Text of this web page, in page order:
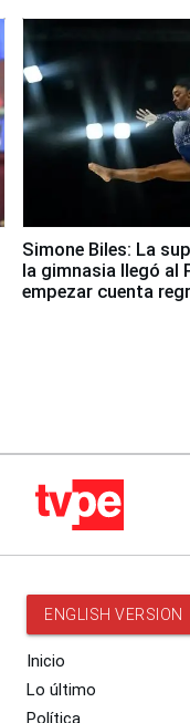
Simone Biles: La
la gimnasia llegó al
empezar cuenta
ENGLISH VERSION
Inicio
Lo último
Política